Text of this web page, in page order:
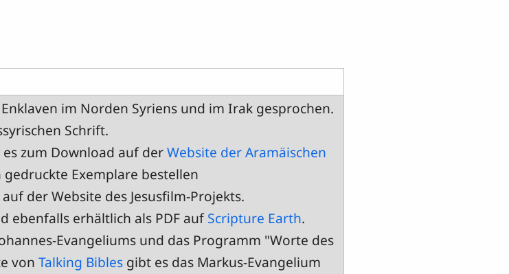
im Norden Syriens und im Irak gesprochen.
Schrift.
zum Download auf derWebsite der Aramäischen
Exemplare bestellen
der Website des Jesusfilm-Projekts.
ebenfalls erhältlich als PDF aufScripture Earth.
Evangeliums und das Programm "Worte des
von Talking Biblesgibt es das Markus-Evangelium